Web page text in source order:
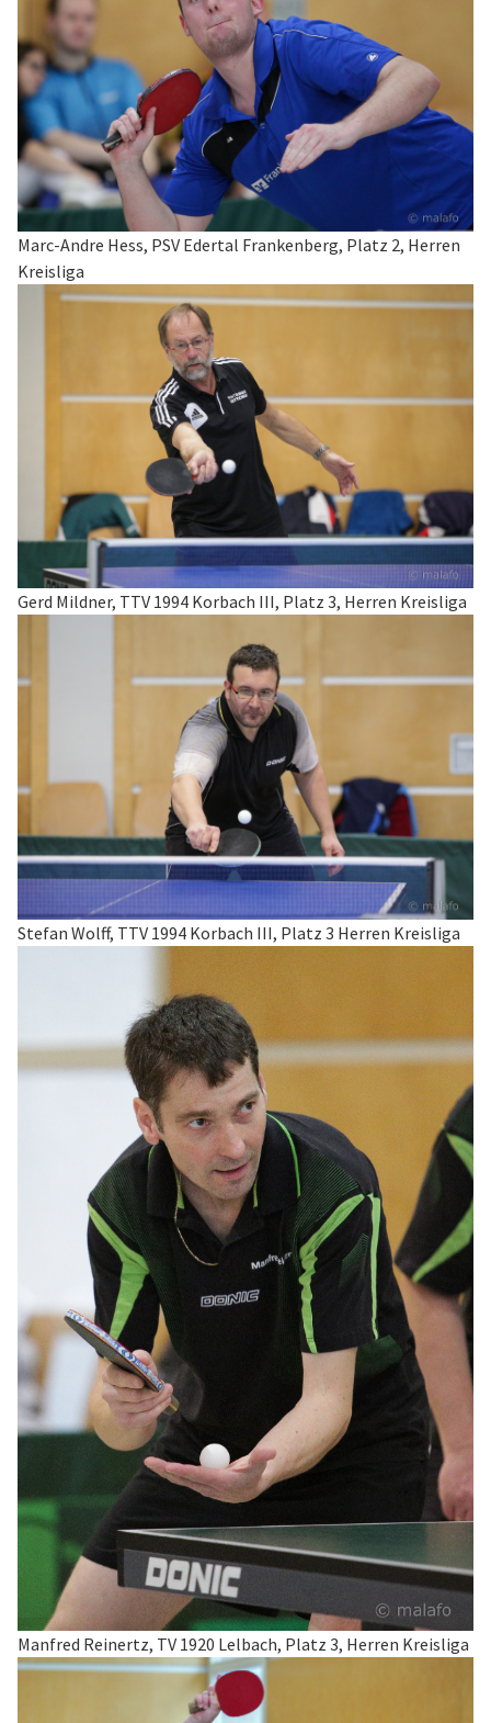
Marc-Andre Hess, PSV Edertal Frankenberg, Platz 2, Herren
Kreisliga
Gerd Mildner, TTV 1994 Korbach III, Platz 3, Herren Kreisliga
Stefan Wolff, TTV 1994 Korbach III, Platz 3 Herren Kreisliga
Manfred Reinertz, TV 1920 Lelbach, Platz 3, Herren Kreisliga